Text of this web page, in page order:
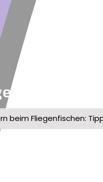
beim Fliegenfischen: